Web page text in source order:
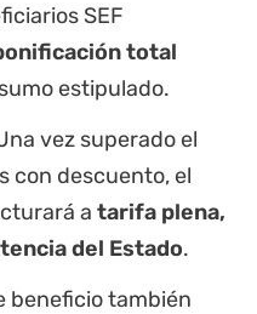
SEF
total
estipulado.
vez superado el
con descuento, el
a tarifa plena,
del Estado.
beneficio también